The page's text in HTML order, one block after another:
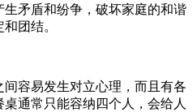
矛盾和纷争，破坏家庭的和谐
团结。
容易发生对立心理，而且有各
通常只能容纳四个人，会给人